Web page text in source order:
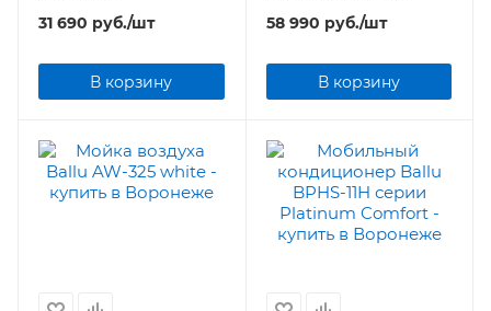
31 690 руб./шт
В корзину
Platinum Evolution DC
Inverter
58 990 руб./шт
В корзину